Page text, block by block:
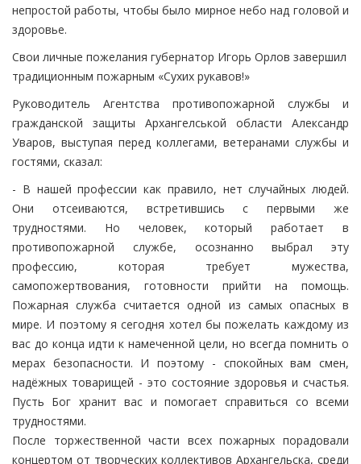
непростой работы, чтобы было мирное небо над головой и
здоровье.
Свои личные пожелания губернатор Игорь Орлов завершил
традиционным пожарным «Сухих рукавов!»
Руководитель Агентства противопожарной службы и
гражданской защиты Архангелськой области Александр
Уваров, выступая перед коллегами, ветеранами службы и
гостями, сказал:
- В нашей профессии как правило, нет случайных людей.
Они отсеиваются, встретившись с первыми же
трудностями. Но человек, который работает в
противопожарной службе, осознанно выбрал эту
профессию, которая требует мужества,
самопожертвования, готовности прийти на помощь.
Пожарная служба считается одной из самых опасных в
мире. И поэтому я сегодня хотел бы пожелать каждому из
вас до конца идти к намеченной цели, но всегда помнить о
мерах безопасности. И поэтому - спокойных вам смен,
надёжных товарищей - это состояние здоровья и счастья.
Пусть Бог хранит вас и помогает справиться со всеми
трудностями.
После торжественной части всех пожарных порадовали
концертом от творческих коллективов Архангельска, среди